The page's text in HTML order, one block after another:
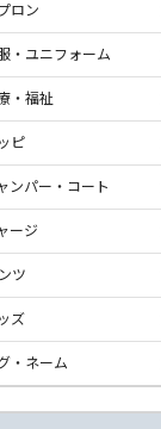
ロン
・ユニフォーム
・福祉
ピ
ンパー・コート
ージ
ツ
ズ
・ネーム